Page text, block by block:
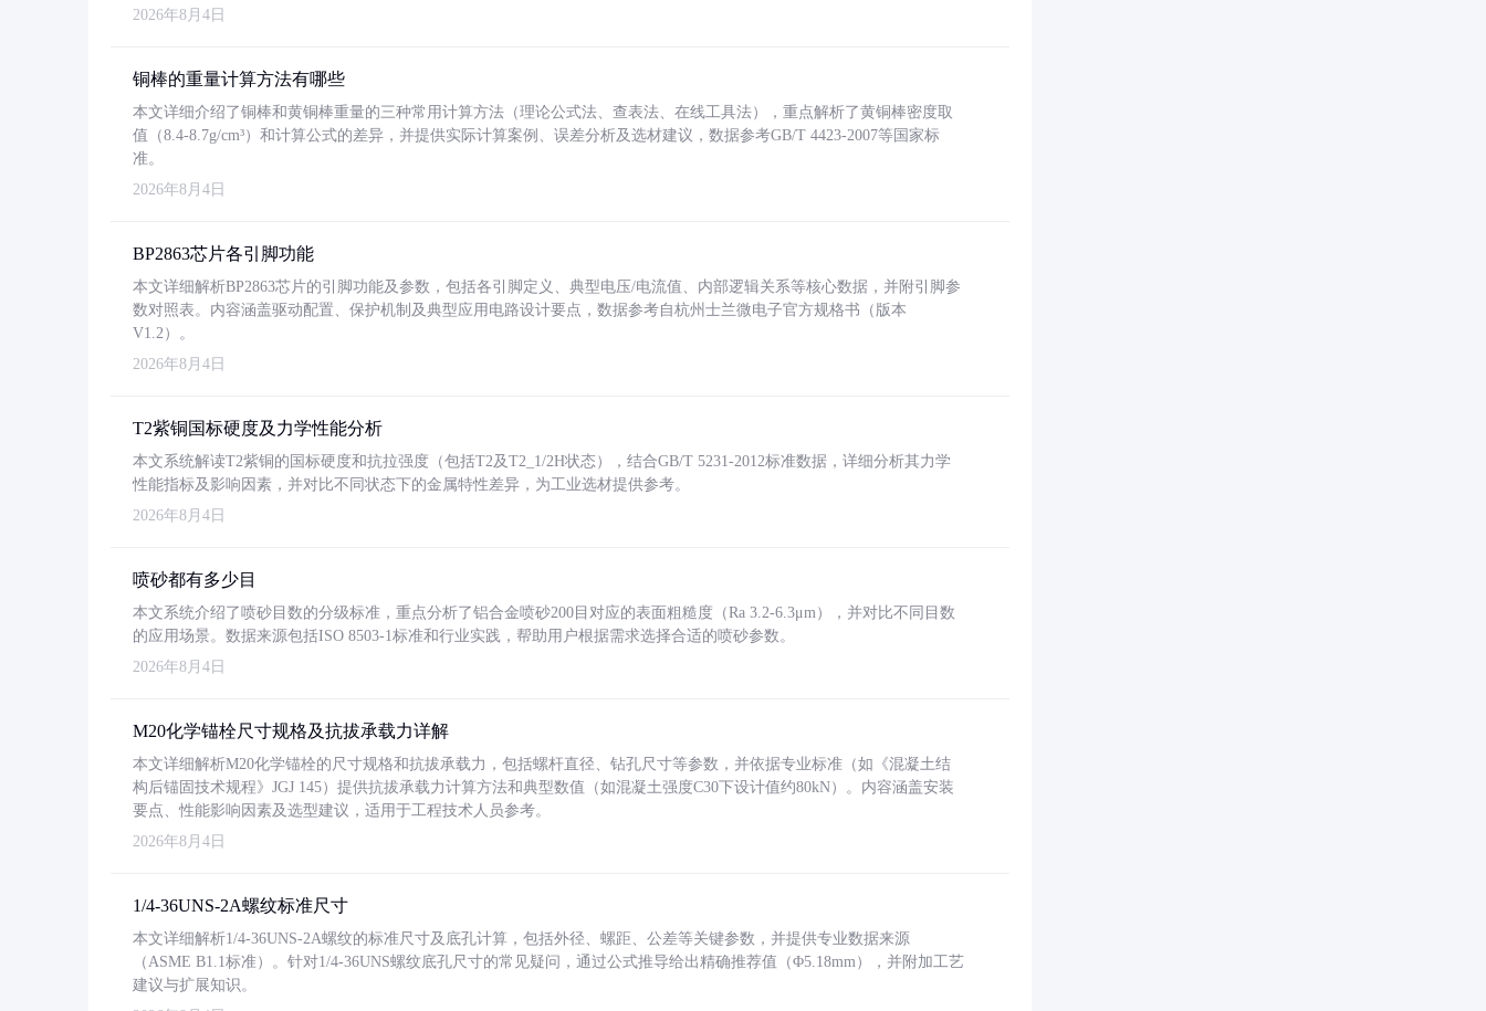
2026年8月4日
铜棒的重量计算方法有哪些
本文详细介绍了铜棒和黄铜棒重量的三种常用计算方法（理论公式法、查表法、在线工具法），重点解析了黄铜棒密度取
值（8.4-8.7g/cm³）和计算公式的差异，并提供实际计算案例、误差分析及选材建议，数据参考GB/T 4423-2007等国家标
准。
2026年8月4日
BP2863芯片各引脚功能
本文详细解析BP2863芯片的引脚功能及参数，包括各引脚定义、典型电压/电流值、内部逻辑关系等核心数据，并附引脚参
数对照表。内容涵盖驱动配置、保护机制及典型应用电路设计要点，数据参考自杭州士兰微电子官方规格书（版本
V1.2）。
2026年8月4日
T2紫铜国标硬度及力学性能分析
本文系统解读T2紫铜的国标硬度和抗拉强度（包括T2及T2_1/2H状态），结合GB/T 5231-2012标准数据，详细分析其力学
性能指标及影响因素，并对比不同状态下的金属特性差异，为工业选材提供参考。
2026年8月4日
喷砂都有多少目
本文系统介绍了喷砂目数的分级标准，重点分析了铝合金喷砂200目对应的表面粗糙度（Ra 3.2-6.3μm），并对比不同目数
的应用场景。数据来源包括ISO 8503-1标准和行业实践，帮助用户根据需求选择合适的喷砂参数。
2026年8月4日
M20化学锚栓尺寸规格及抗拔承载力详解
本文详细解析M20化学锚栓的尺寸规格和抗拔承载力，包括螺杆直径、钻孔尺寸等参数，并依据专业标准（如《混凝土结
构后锚固技术规程》JGJ 145）提供抗拔承载力计算方法和典型数值（如混凝土强度C30下设计值约80kN）。内容涵盖安装
要点、性能影响因素及选型建议，适用于工程技术人员参考。
2026年8月4日
1/4-36UNS-2A螺纹标准尺寸
本文详细解析1/4-36UNS-2A螺纹的标准尺寸及底孔计算，包括外径、螺距、公差等关键参数，并提供专业数据来源
（ASME B1.1标准）。针对1/4-36UNS螺纹底孔尺寸的常见疑问，通过公式推导给出精确推荐值（Φ5.18mm），并附加工艺
建议与扩展知识。